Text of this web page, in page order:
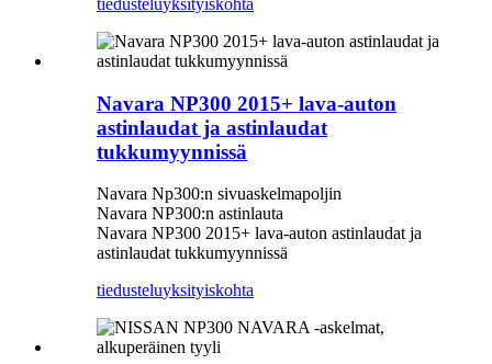
Navara NP300 2015+ lava-auton
astinlaudat ja astinlaudat
tukkumyynnissä
Navara Np300:n sivuaskelmapoljin
Navara NP300:n astinlauta
Navara NP300 2015+ lava-auton astinlaudat ja
astinlaudat tukkumyynnissä
tiedusteluyksityiskohta